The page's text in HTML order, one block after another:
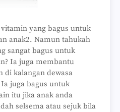
yang bagus untuk
anak2. Namun tahukah
sangat bagus untuk
Ia juga membantu
di kalangan dewasa
juga bagus untuk
itu jika anak anda
selsema atau sejuk bila